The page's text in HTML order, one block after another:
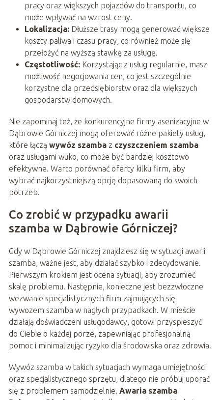
pracy oraz większych pojazdów do transportu, co
może wpływać na wzrost ceny.
Lokalizacja:Dłuższe trasy mogą generować większe
koszty paliwa i czasu pracy, co również może się
przełożyć na wyższą stawkę za usługę.
Częstotliwość:Korzystając z usług regularnie, masz
możliwość negocjowania cen, co jest szczególnie
korzystne dla przedsiębiorstw oraz dla większych
gospodarstw domowych.
Nie zapominaj też, że konkurencyjne firmy asenizacyjne w
Dąbrowie Górniczej mogą oferować różne pakiety usług,
które łączą wywóz szambaz czyszczeniem szamba
oraz usługami wuko, co może być bardziej kosztowo
efektywne. Warto porównać oferty kilku firm, aby
wybrać najkorzystniejszą opcję dopasowaną do swoich
potrzeb.
Co zrobić w przypadku awarii
szamba w Dąbrowie Górniczej?
Gdy w Dąbrowie Górniczej znajdziesz się w sytuacji awarii
szamba, ważne jest, aby działać szybko i zdecydowanie.
Pierwszym krokiem jest ocena sytuacji, aby zrozumieć
skalę problemu. Następnie, konieczne jest bezzwłoczne
wezwanie specjalistycznych firm zajmujących się
wywozem szamba w nagłych przypadkach. W mieście
działają doświadczeni usługodawcy, gotowi przyspieszyć
do Ciebie o każdej porze, zapewniając profesjonalną
pomoc i minimalizując ryzyko dla środowiska oraz zdrowia.
Wywóz szamba w takich sytuacjach wymaga umiejętności
oraz specjalistycznego sprzętu, dlatego nie próbuj uporać
się z problemem samodzielnie. Awaria szamba